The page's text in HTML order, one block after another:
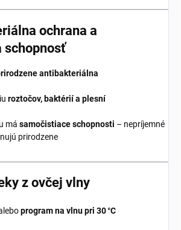
ochrana a
schopnosť
antibakteriálna
roztočov, baktérií a plesní
má samočistiace schopnosti – nepríjemné
prirodzene
z ovčej vlny
program na vlnu pri 30 °C